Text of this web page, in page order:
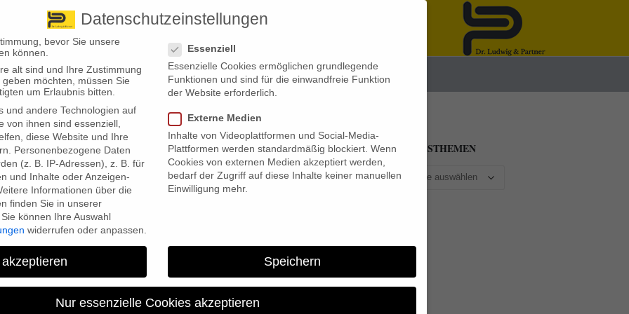
finden Sie unsStandorte
Wir bieten Leistungsübersicht Über uns Standorte News
der Inflation“
Politiker Dietmar Bartsch und forderte eine einmalige ‚Inflations-
sind Angaben des Statistischen Bundesamtes über die Höhe der
muss mit weniger auskommen, errechnete das Statistische
BEITRAGSTHEMEN
Datenschutzeinstellungen
bevor Sie unsere
können.
alt sind und Ihre Zustimmung
möchten, müssen Sie
um Erlaubnis bitten.
und andere Technologien auf
von ihnen sind essenziell,
diese Website und Ihre
Personenbezogene Daten
(z. B. IP-Adressen), z. B. für
und Inhalte oder Anzeigen-
Informationen über die
finden Sie in unserer
Sie können Ihre Auswahl
widerrufen oder anpassen.
Essenziell
Essenzielle Cookies ermöglichen grundlegende
Funktionen und sind für die einwandfreie Funktion
der Website erforderlich.
Externe Medien
Inhalte von Videoplattformen und Social-Media-
Plattformen werden standardmäßig blockiert. Wenn
Cookies von externen Medien akzeptiert werden,
bedarf der Zugriff auf diese Inhalte keiner manuellen
Einwilligung mehr.
Speichern
Nur essenzielle Cookies akzeptieren